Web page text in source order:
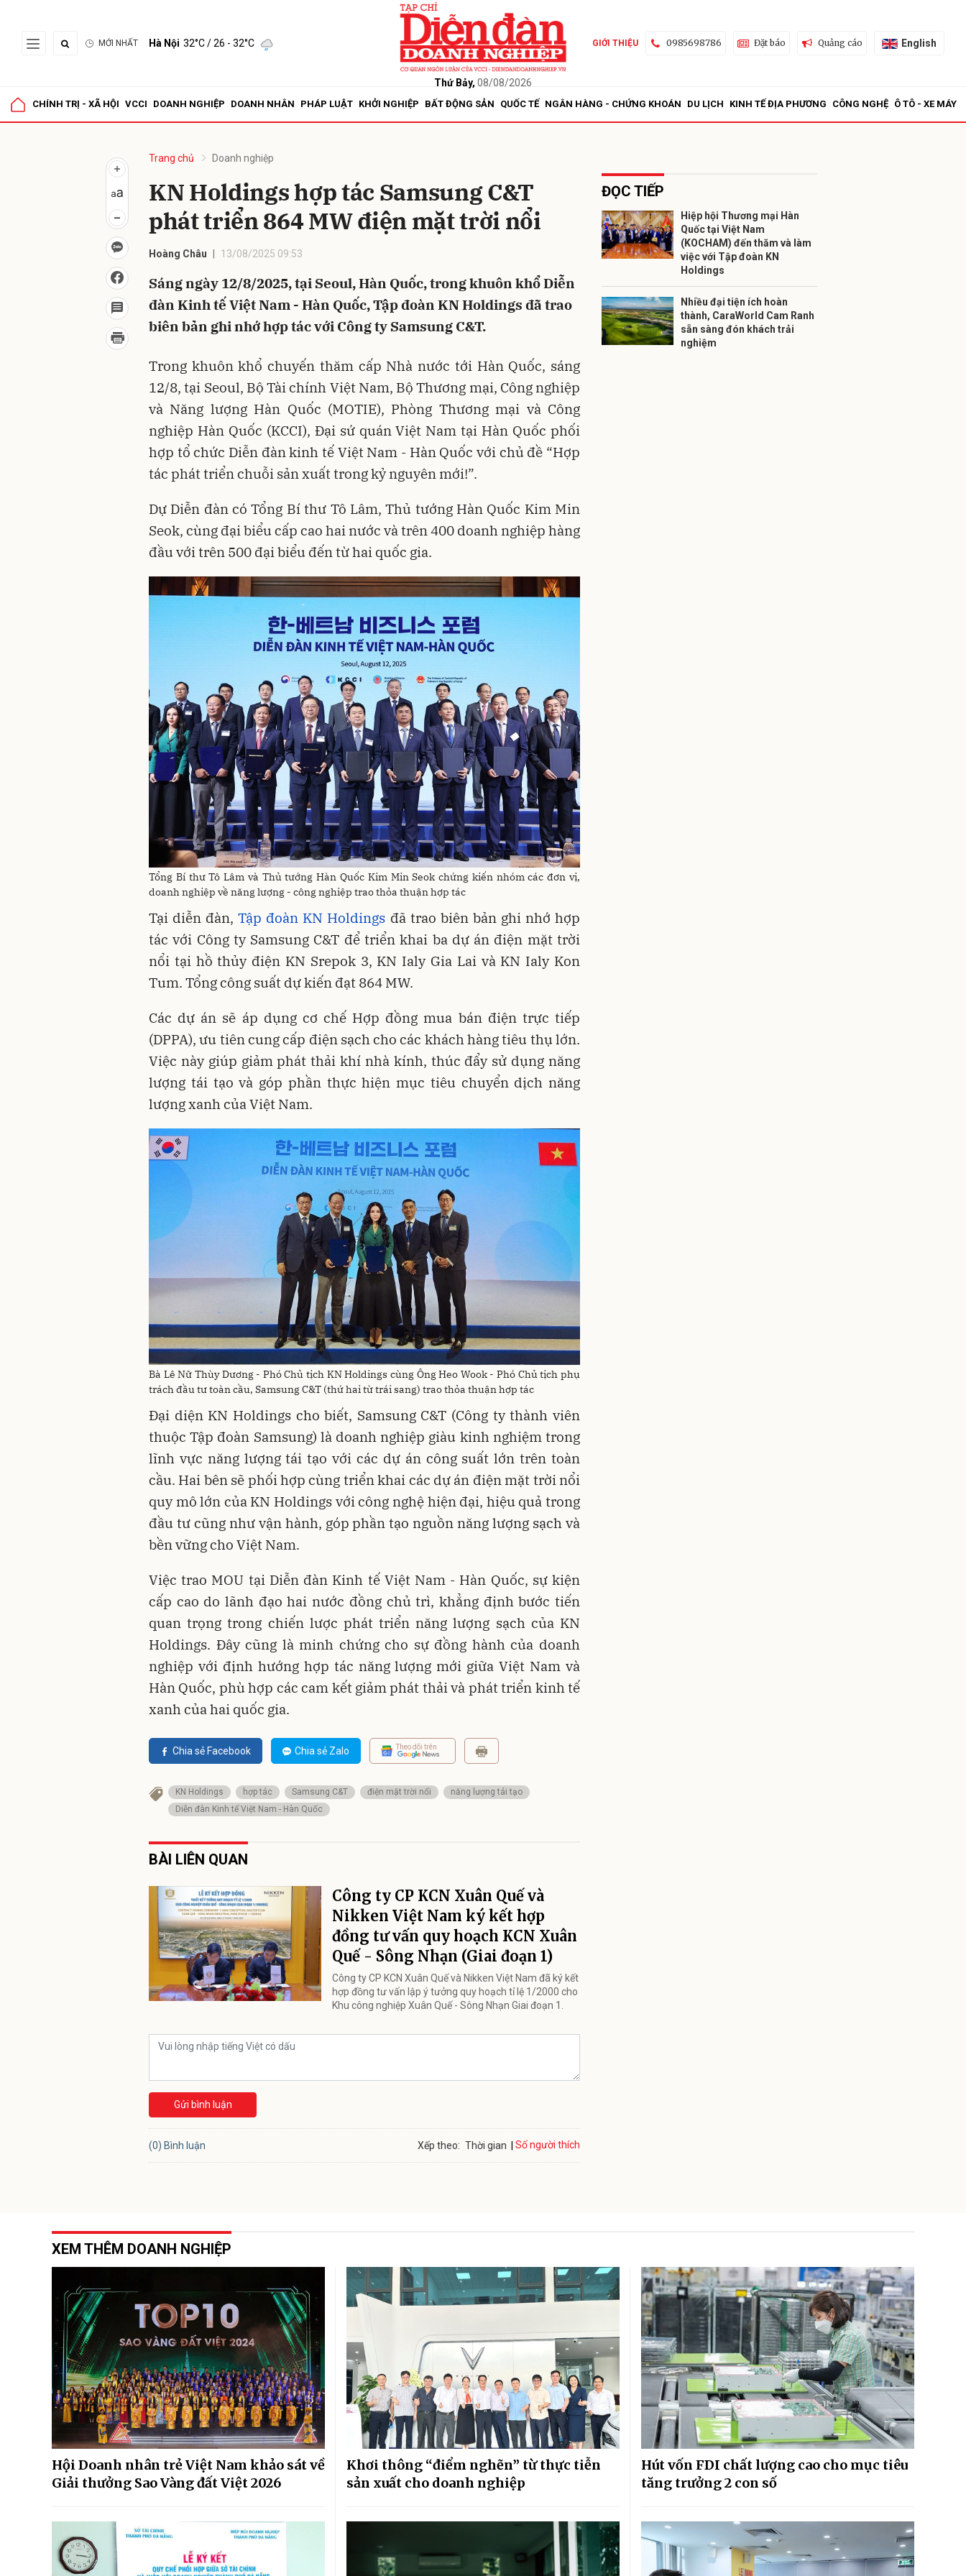
MỚI NHẤT Hà Nội 32°C/ 26 - 32°C
Thứ Bảy, 08/08/2026
GIỚI THIỆU 0985698786 Đặt báo Quảng cáo English
CHÍNH TRỊ - XÃ HỘI VCCI DOANH NGHIỆP DOANH NHÂN PHÁP LUẬT KHỞI NGHIỆP BẤT ĐỘNG SẢN QUỐC TẾ NGÂN HÀNG - CHỨNG KHOÁN DU LỊCH KINH TẾ ĐỊA PHƯƠNG CÔNG NGHỆ Ô TÔ - XE MÁY
Trang chủ Doanh nghiệp
KN Holdings hợp tác Samsung C&T
phát triển 864 MW điện mặt trời nổi
Hoàng Châu 13/08/2025 09:53
Sáng ngày 12/8/2025, tại Seoul, Hàn Quốc, trong khuôn khổ Diễn
đàn Kinh tế Việt Nam - Hàn Quốc, Tập đoàn KN Holdings đã trao
biên bản ghi nhớ hợp tác với Công ty Samsung C&T.
Trong khuôn khổ chuyến thăm cấp Nhà nước tới Hàn Quốc, sáng
12/8, tại Seoul, Bộ Tài chính Việt Nam, Bộ Thương mại, Công nghiệp
và Năng lượng Hàn Quốc (MOTIE), Phòng Thương mại và Công
nghiệp Hàn Quốc (KCCI), Đại sứ quán Việt Nam tại Hàn Quốc phối
hợp tổ chức Diễn đàn kinh tế Việt Nam - Hàn Quốc với chủ đề “Hợp
tác phát triển chuỗi sản xuất trong kỷ nguyên mới!”.
Dự Diễn đàn có Tổng Bí thư Tô Lâm, Thủ tướng Hàn Quốc Kim Min
Seok, cùng đại biểu cấp cao hai nước và trên 400 doanh nghiệp hàng
đầu với trên 500 đại biểu đến từ hai quốc gia.
Tổng Bí thư Tô Lâm và Thủ tướng Hàn Quốc Kim Min Seok chứng kiến nhóm các đơn vị,
doanh nghiệp về năng lượng - công nghiệp trao thỏa thuận hợp tác
Tại diễn đàn,Tập đoàn KN Holdings đã trao biên bản ghi nhớ hợp
tác với Công ty Samsung C&T để triển khai ba dự án điện mặt trời
nổi tại hồ thủy điện KN Srepok 3, KN Ialy Gia Lai và KN Ialy Kon
Tum. Tổng công suất dự kiến đạt 864 MW.
Các dự án sẽ áp dụng cơ chế Hợp đồng mua bán điện trực tiếp
(DPPA), ưu tiên cung cấp điện sạch cho các khách hàng tiêu thụ lớn.
Việc này giúp giảm phát thải khí nhà kính, thúc đẩy sử dụng năng
lượng tái tạo và góp phần thực hiện mục tiêu chuyển dịch năng
lượng xanh của Việt Nam.
Bà Lê Nữ Thùy Dương - Phó Chủ tịch KN Holdings cùng Ông Heo Wook - Phó Chủ tịch phụ
trách đầu tư toàn cầu, Samsung C&T (thứ hai từ trái sang) trao thỏa thuận hợp tác
Đại diện KN Holdings cho biết, Samsung C&T (Công ty thành viên
thuộc Tập đoàn Samsung) là doanh nghiệp giàu kinh nghiệm trong
lĩnh vực năng lượng tái tạo với các dự án công suất lớn trên toàn
cầu. Hai bên sẽ phối hợp cùng triển khai các dự án điện mặt trời nổi
quy mô lớn của KN Holdings với công nghệ hiện đại, hiệu quả trong
đầu tư cũng như vận hành, góp phần tạo nguồn năng lượng sạch và
bền vững cho Việt Nam.
Việc trao MOU tại Diễn đàn Kinh tế Việt Nam - Hàn Quốc, sự kiện
cấp cao do lãnh đạo hai nước đồng chủ trì, khẳng định bước tiến
quan trọng trong chiến lược phát triển năng lượng sạch của KN
Holdings. Đây cũng là minh chứng cho sự đồng hành của doanh
nghiệp với định hướng hợp tác năng lượng mới giữa Việt Nam và
Hàn Quốc, phù hợp các cam kết giảm phát thải và phát triển kinh tế
xanh của hai quốc gia.
Chia sẻ Facebook Chia sẻ Zalo Theo dõi trên
KN Holdings hợp tác Samsung C&T điện mặt trời nổi
năng lượng tái tạo
Diễn đàn Kinh tế Việt Nam - Hàn Quốc
BÀI LIÊN QUAN
Công ty CP KCN Xuân Quế và
Nikken Việt Nam ký kết hợp
đồng tư vấn quy hoạch KCN Xuân
Quế - Sông Nhạn (Giai đoạn 1)
Công ty CP KCN Xuân Quế và Nikken Việt Nam đã ký kết
hợp đồng tư vấn lập ý tưởng quy hoạch tỉ lệ 1/2000 cho
Khu công nghiệp Xuân Quế - Sông Nhạn Giai đoạn 1.
Gửi bình luận
(0) Bình luận Xếp theo: Thời gian Số người thích
ĐỌC TIẾP
Hiệp hội Thương mại Hàn
Quốc tại Việt Nam
(KOCHAM) đến thăm và làm
việc với Tập đoàn KN
Holdings
Nhiều đại tiện ích hoàn
thành, CaraWorld Cam Ranh
sẵn sàng đón khách trải
nghiệm
XEM THÊM DOANH NGHIỆP
Hội Doanh nhân trẻ Việt Nam khảo sát về
Giải thưởng Sao Vàng đất Việt 2026
Khơi thông “điểm nghẽn” từ thực tiễn
sản xuất cho doanh nghiệp
Hút vốn FDI chất lượng cao cho mục tiêu
tăng trưởng 2 con số
Gửi